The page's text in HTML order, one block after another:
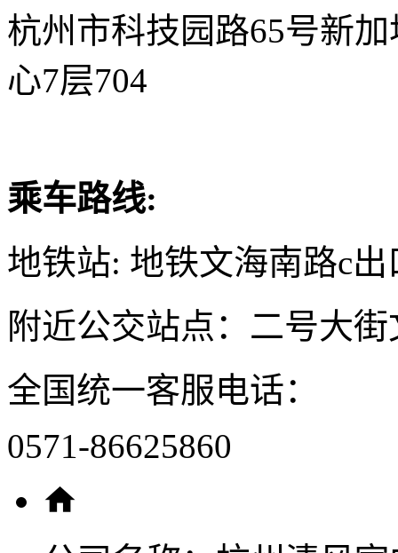
杭州市科技园路65号新
心7层704
乘车路线:
地铁站: 地铁文海南路c出
附近公交站点：二号大
全国统一客服电话：
0571-86625860